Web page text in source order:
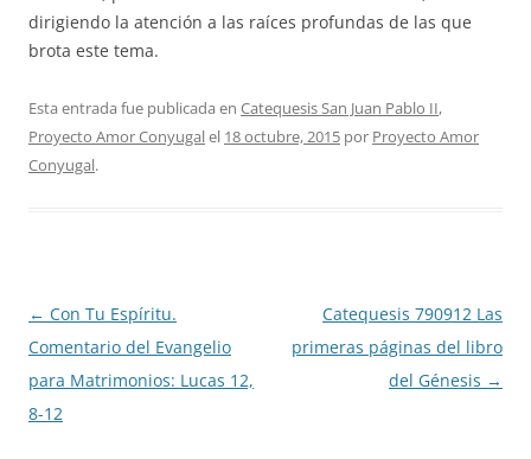
dirigiendo la atención a las raíces profundas de las que
brota este tema.
Esta entrada fue publicada en Catequesis San Juan Pablo II,
Proyecto Amor Conyugalel 18 octubre, 2015 por Proyecto Amor
Conyugal.
Navegación
de
entradas
← Con Tu Espíritu.
Comentario del Evangelio
para Matrimonios: Lucas 12,
8-12
Catequesis 790912 Las
primeras páginas del libro
del Génesis →